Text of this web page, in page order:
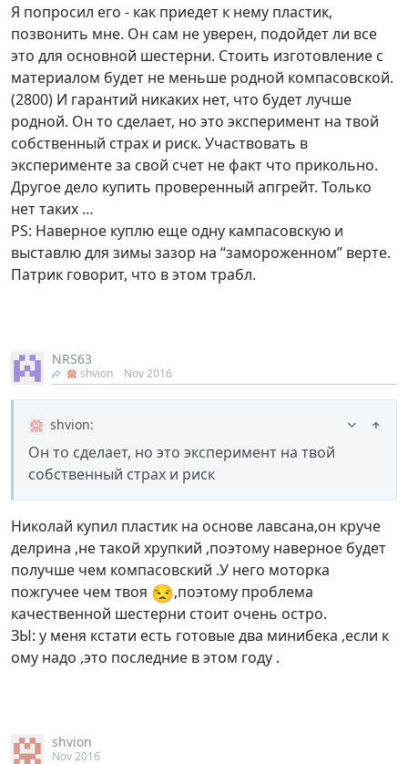
Я попросил его - как приедет к нему пластик,
позвонить мне. Он сам не уверен, подойдет ли все
это для основной шестерни. Стоить изготовление с
материалом будет не меньше родной компасовской.
(2800) И гарантий никаких нет, что будет лучше
родной. Он то сделает, но это эксперимент на твой
собственный страх и риск. Участвовать в
эксперименте за свой счет не факт что прикольно.
Другое дело купить проверенный апгрейт. Только
нет таких …
PS: Наверное куплю еще одну кампасовскую и
выставлю для зимы зазор на “замороженном” верте.
Патрик говорит, что в этом трабл.
NRS63
shvion Nov 2016
shvion:
Он то сделает, но это эксперимент на твой
собственный страх и риск
Николай купил пластик на основе лавсана,он круче
делрина ,не такой хрупкий ,поэтому наверное будет
получше чем компасовский .У него моторка
пожгучее чем твоя 😒,поэтому проблема
качественной шестерни стоит очень остро.
ЗЫ: у меня кстати есть готовые два минибека ,если к
ому надо ,это последние в этом году .
shvion
Nov 2016